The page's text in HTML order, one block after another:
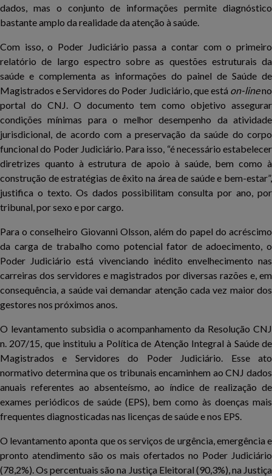
dados, mas o conjunto de informações permite diagnóstico
bastante amplo da realidade da atenção à saúde.
Com isso, o Poder Judiciário passa a contar com o primeiro
relatório de largo espectro sobre as questões estruturais da
saúde e complementa as informações do painel de Saúde de
Magistrados e Servidores do Poder Judiciário, que está on-lineno
portal do CNJ. O documento tem como objetivo assegurar
condições mínimas para o melhor desempenho da atividade
jurisdicional, de acordo com a preservação da saúde do corpo
funcional do Poder Judiciário. Para isso, “é necessário estabelecer
diretrizes quanto à estrutura de apoio à saúde, bem como à
construção de estratégias de êxito na área de saúde e bem-estar”,
justifica o texto. Os dados possibilitam consulta por ano, por
tribunal, por sexo e por cargo.
Para o conselheiro Giovanni Olsson, além do papel do acréscimo
da carga de trabalho como potencial fator de adoecimento, o
Poder Judiciário está vivenciando inédito envelhecimento nas
carreiras dos servidores e magistrados por diversas razões e, em
consequência, a saúde vai demandar atenção cada vez maior dos
gestores nos próximos anos.
O levantamento subsidia o acompanhamento da Resolução CNJ
n. 207/15, que instituiu a Política de Atenção Integral à Saúde de
Magistrados e Servidores do Poder Judiciário. Esse ato
normativo determina que os tribunais encaminhem ao CNJ dados
anuais referentes ao absenteísmo, ao índice de realização de
exames periódicos de saúde (EPS), bem como às doenças mais
frequentes diagnosticadas nas licenças de saúde e nos EPS.
O levantamento aponta que os serviços de urgência, emergência e
pronto atendimento são os mais ofertados no Poder Judiciário
(78,2%). Os percentuais são na Justiça Eleitoral (90,3%), na Justiça